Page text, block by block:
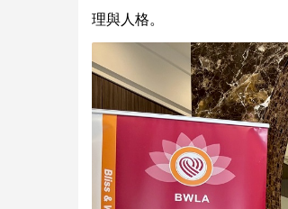
理與人格。